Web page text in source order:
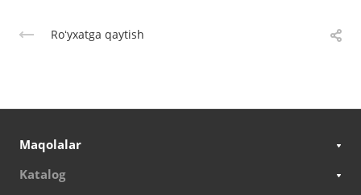
Roʻyxatga qaytish
Maqolalar
Katalog